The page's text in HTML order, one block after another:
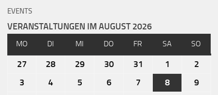
EVENTS
VERANSTALTUNGEN IM AUGUST 2026
MO DI MI DO FR SA SO
27 28 29 30 31 1
2
3
4 5 6 7 8
9